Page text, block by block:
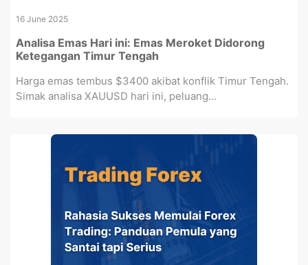
16 June 2025
Analisa Emas Hari ini: Emas Meroket Didorong
Ketegangan Timur Tengah
Harga emas tembus $3400 akibat konflik Timur Tengah.
Simak analisa XAUUSD hari ini, peluang...